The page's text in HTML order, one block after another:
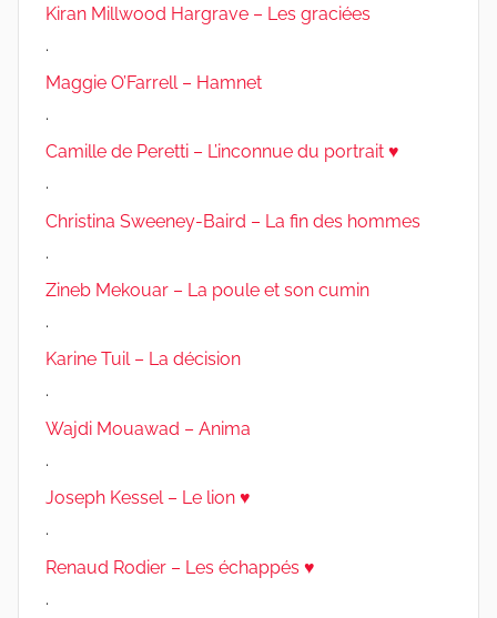
Kiran Millwood Hargrave – Les graciées
.
Maggie O’Farrell – Hamnet
.
Camille de Peretti – L’inconnue du portrait ♥
.
Christina Sweeney-Baird – La fin des hommes
.
Zineb Mekouar – La poule et son cumin
.
Karine Tuil – La décision
.
Wajdi Mouawad – Anima
.
Joseph Kessel – Le lion ♥
.
Renaud Rodier – Les échappés ♥
.